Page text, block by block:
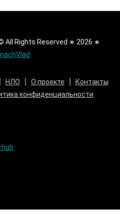
All Rights Reserved ∗ 2026 ∗
НЛО О проекте
Контакты
конфиденциальности